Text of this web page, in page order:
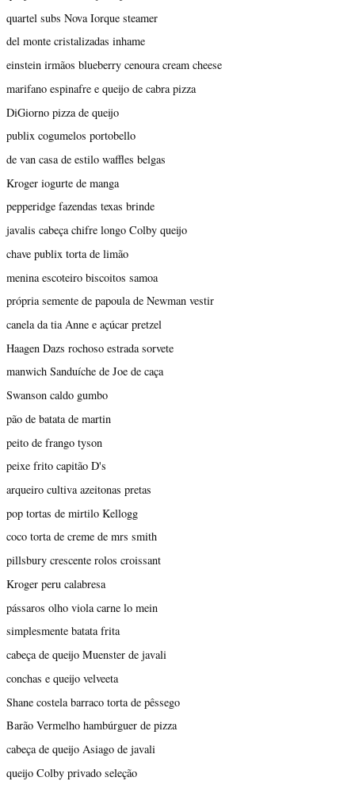
quartel subs Nova Iorque steamer
del monte cristalizadas inhame
einstein irmãos blueberry cenoura cream cheese
marifano espinafre e queijo de cabra pizza
DiGiorno pizza de queijo
publix cogumelos portobello
de van casa de estilo waffles belgas
Kroger iogurte de manga
pepperidge fazendas texas brinde
javalis cabeça chifre longo Colby queijo
chave publix torta de limão
menina escoteiro biscoitos samoa
própria semente de papoula de Newman vestir
canela da tia Anne e açúcar pretzel
Haagen Dazs rochoso estrada sorvete
manwich Sanduíche de Joe de caça
Swanson caldo gumbo
pão de batata de martin
peito de frango tyson
peixe frito capitão D's
arqueiro cultiva azeitonas pretas
pop tortas de mirtilo Kellogg
coco torta de creme de mrs smith
pillsbury crescente rolos croissant
Kroger peru calabresa
pássaros olho viola carne lo mein
simplesmente batata frita
cabeça de queijo Muenster de javali
conchas e queijo velveeta
Shane costela barraco torta de pêssego
Barão Vermelho hambúrguer de pizza
cabeça de queijo Asiago de javali
queijo Colby privado seleção